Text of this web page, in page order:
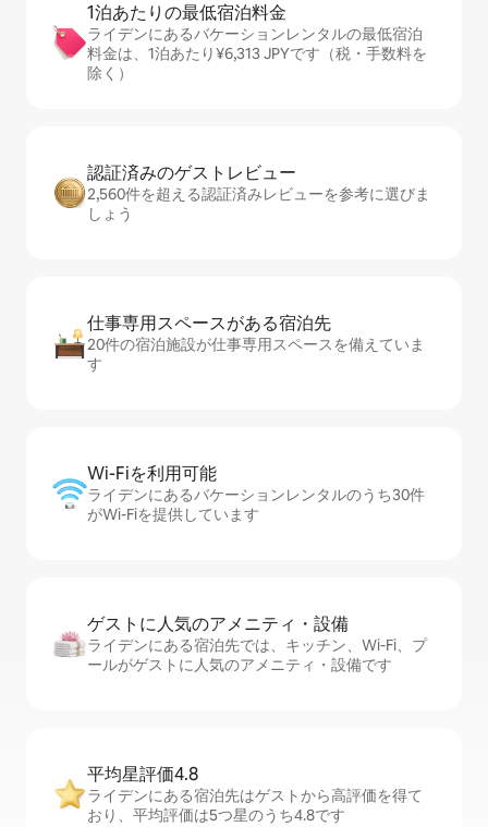
1泊あたりの最⁠低⁠宿⁠泊⁠料⁠金
ライデンにあるバケーションレンタルの最低宿泊
料金は、1泊あたり¥6,313 JPYです（税・手数料を
除く）
認証済みのゲ⁠ス⁠ト⁠レ⁠ビ⁠ュ⁠ー
2,560件を超える認証済みレビューを参考に選びま
しょう
仕事専用ス⁠ペ⁠ー⁠スがあ⁠る宿⁠泊⁠先
20件の宿泊施設が仕事専用スペースを備えていま
す
Wi-Fiを利⁠用⁠可⁠能
ライデンにあるバケーションレンタルのうち30件
がWi-Fiを提供しています
ゲストに人⁠気⁠のア⁠メ⁠ニ⁠テ⁠ィ・設⁠備
ライデンにある宿泊先では、キッチン、Wi-Fi、プ
ールがゲストに人気のアメニティ・設備です
平均星評価4.8
ライデンにある宿泊先はゲストから高評価を得て
おり、平均評価は5つ星のうち4.8です